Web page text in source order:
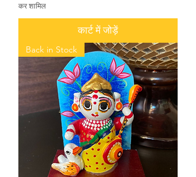
कर शामिल
कार्ट में जोड़ें
Back in Stock